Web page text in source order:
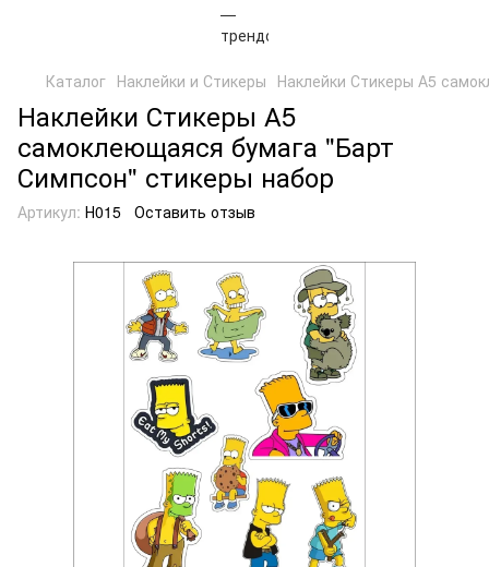
Каталог Наклейки и Стикеры Наклейки Стикеры А5
Наклейки Стикеры А5
самоклеющаяся бумага "Барт
Симпсон" стикеры набор
Артикул: Н015 Оставить отзыв